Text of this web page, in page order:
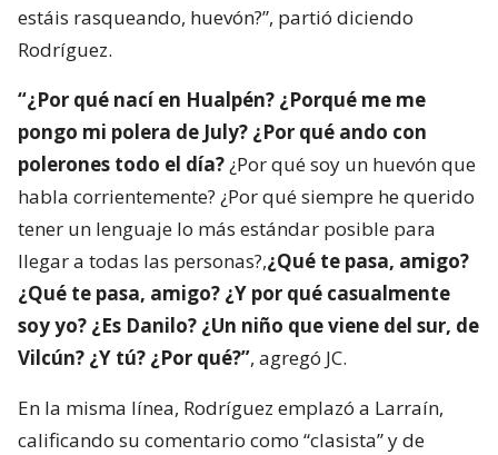
estáis rasqueando, huevón?”, partió diciendo
Rodríguez.
“¿Por qué nací en Hualpén? ¿Porqué me me
pongo mi polera de July? ¿Por qué ando con
polerones todo el día?¿Por qué soy un huevón que
habla corrientemente? ¿Por qué siempre he querido
tener un lenguaje lo más estándar posible para
llegar a todas las personas?,¿Qué te pasa, amigo?
¿Qué te pasa, amigo? ¿Y por qué casualmente
soy yo? ¿Es Danilo? ¿Un niño que viene del sur, de
Vilcún? ¿Y tú? ¿Por qué?”, agregó JC.
En la misma línea, Rodríguez emplazó a Larraín,
calificando su comentario como “clasista” y de